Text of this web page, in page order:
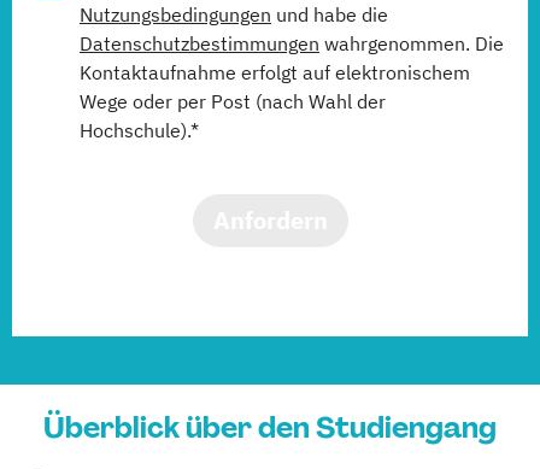
Nutzungsbedingungen und habe die
Datenschutzbestimmungen wahrgenommen. Die
Kontaktaufnahme erfolgt auf elektronischem
Wege oder per Post (nach Wahl der
Hochschule).*
Überblick über den Studiengang